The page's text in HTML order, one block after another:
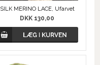
SILK MERINO LACE, Ufarvet
DKK 130,00